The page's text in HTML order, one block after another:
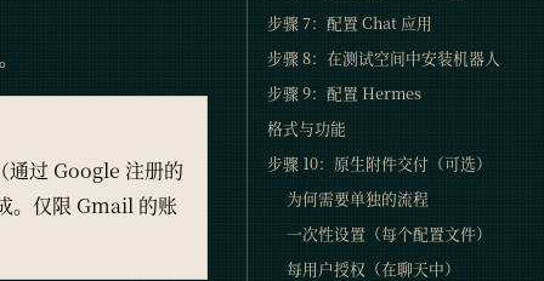
过 Google 注册的
。仅限 Gmail 的账
步骤 7：配置 Chat 应用
步骤 8：在测试空间中安装机器人
步骤 9：配置 Hermes
格式与功能
步骤 10：原生附件交付（可选）
为何需要单独的流程
一次性设置（每个配置文件）
每用户授权（在聊天中）